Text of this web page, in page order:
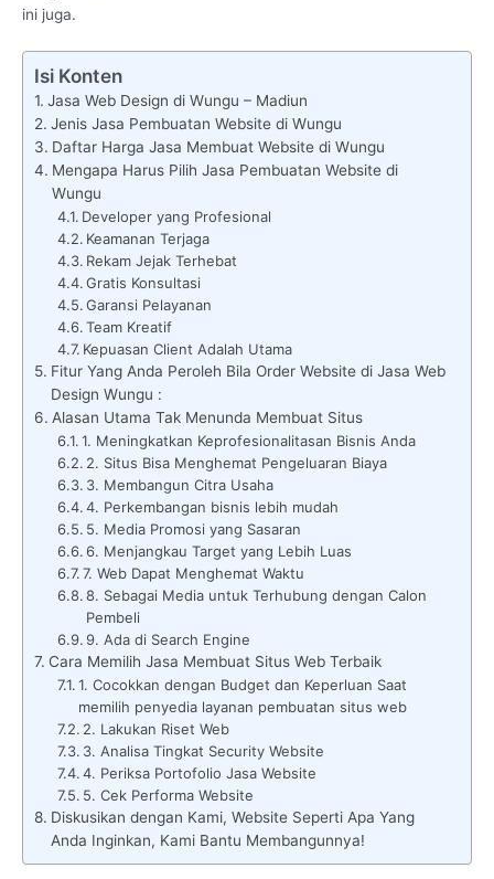
ini juga.
Isi Konten
Jasa Web Design di Wungu – Madiun
Jenis Jasa Pembuatan Website di Wungu
Daftar Harga Jasa Membuat Website di Wungu
Mengapa Harus Pilih Jasa Pembuatan Website di
Wungu
Developer yang Profesional
Keamanan Terjaga
Rekam Jejak Terhebat
Gratis Konsultasi
Garansi Pelayanan
Team Kreatif
Kepuasan Client Adalah Utama
Fitur Yang Anda Peroleh Bila Order Website di Jasa Web
Design Wungu :
Alasan Utama Tak Menunda Membuat Situs
1. Meningkatkan Keprofesionalitasan Bisnis Anda
2. Situs Bisa Menghemat Pengeluaran Biaya
3. Membangun Citra Usaha
4. Perkembangan bisnis lebih mudah
5. Media Promosi yang Sasaran
6. Menjangkau Target yang Lebih Luas
7. Web Dapat Menghemat Waktu
8. Sebagai Media untuk Terhubung dengan Calon
Pembeli
9. Ada di Search Engine
Cara Memilih Jasa Membuat Situs Web Terbaik
1. Cocokkan dengan Budget dan Keperluan Saat
memilih penyedia layanan pembuatan situs web
2. Lakukan Riset Web
3. Analisa Tingkat Security Website
4. Periksa Portofolio Jasa Website
5. Cek Performa Website
Diskusikan dengan Kami, Website Seperti Apa Yang
Anda Inginkan, Kami Bantu Membangunnya!